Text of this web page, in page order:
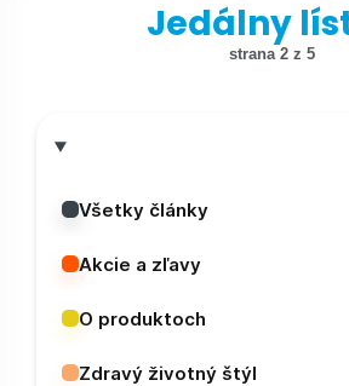
Jedálny
strana 2 z 5
Všetky články
Akcie a zľavy
O produktoch
Zdravý životný štýl